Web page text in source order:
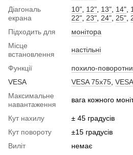
Діагональ
екрана
10" 12" 13" 14"
22" 23" 24" 25"
Підходить для
монітора
Місце
встановлення
настільні
Функції
похило-
VESA
VESA 75x75
Максимальне
навантаження
вага кожного
Кут нахилу
± 45 градусів
Кут повороту
±15 градусів
Виліт
немає